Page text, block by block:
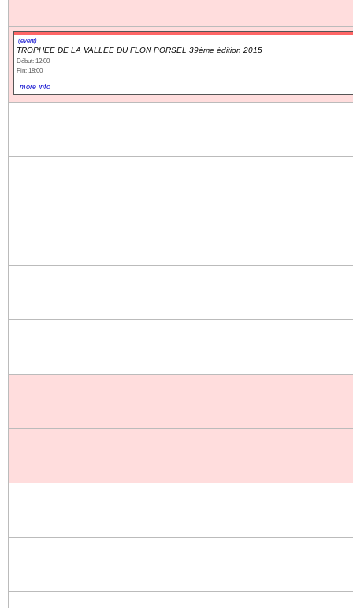
(event)
TROPHEE DE LA VALLEE DU FLON PORSEL 39ème édition 2015
Début: 12:00
Fin: 18:00
more info